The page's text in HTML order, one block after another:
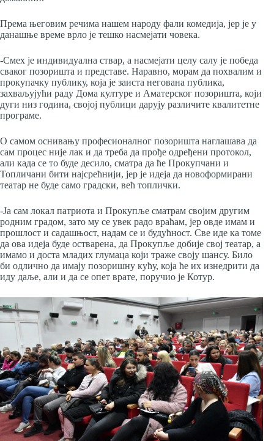
Према његовим речима нашем народу фали комедија, јер је у
данашње време врло је тешко насмејати човека.
-Смех је индивидуална ствар, а насмејати целу салу је победа
сваког позоришта и представе. Наравно, морам да похвалим и
прокупачку публику, која је заиста негована публика,
захваљујући раду Дома културе и Аматерског позоришта, који
дуги низ година, својој публици дарују различите квалитетне
програме.
О самом оснивању професионалног позоришта наглашава да
сам процес није лак и да треба да прође одређени протокол,
али када се то буде десило, сматра да ће Прокупчани и
Топличани бити најсрећнији, јер је идеја да новоформирани
театар не буде само градски, већ топлички.
-Ја сам локал патриота и Прокупље сматрам својим другим
родним градом, зато му се увек радо враћам, јер овде имам и
прошлост и садашњост, надам се и будућност. Све иде ка томе
да ова идеја буде остварена, да Прокупље добије свој театар, а
имамо и доста младих глумаца који траже своју шансу. Било
би одлично да имају позоришну кућу, која ће их изнедрити да
иду даље, али и да се опет врате, поручио је Котур.